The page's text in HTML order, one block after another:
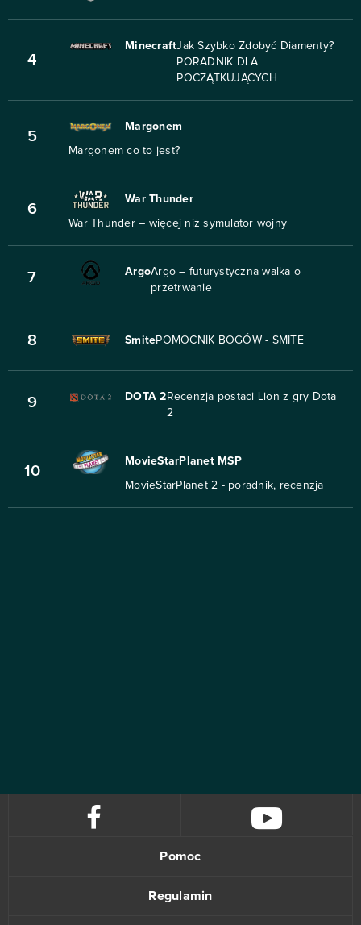
4
MinecraftJak Szybko Zdobyć Diamenty?
PORADNIK DLA
POCZĄTKUJĄCYCH
5
Margonem
Margonem co to jest?
6
War Thunder
War Thunder – więcej niż symulator wojny
7 ArgoArgo – futurystyczna walka o
przetrwanie
8 SmitePOMOCNIK BOGÓW - SMITE
9 DOTA 2 Recenzja postaci Lion z gry Dota
2
10
MovieStarPlanet MSP
MovieStarPlanet 2 - poradnik, recenzja
Pomoc
Regulamin